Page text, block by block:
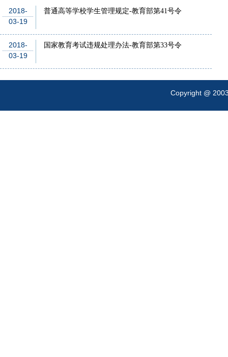
2018-
03-19
普通高等学校学生管理规定-教育部第41号令
2018-
03-19
国家教育考试违规处理办法-教育部第33号令
Copyright @